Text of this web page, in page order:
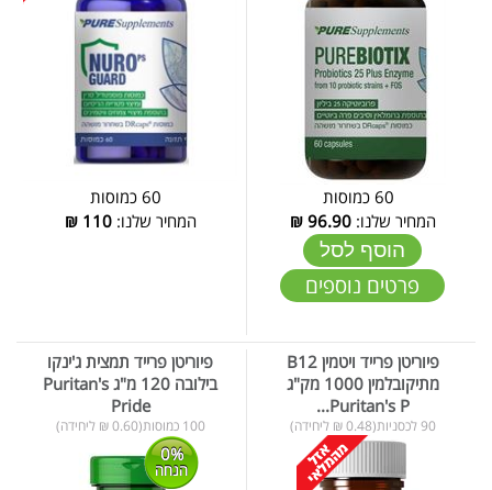
המחיר שלנו:96.90
₪
הוסף לסל
פרטים נוספים
המחיר שלנו:110
₪
פיוריטן פרייד ויטמין B12
מתיקובלמין 1000 מק"ג
Puritan's P...
90 לכסניות(0.48 ₪ ליחידה)
פיוריטן פרייד תמצית ג'ינקו
בילובה 120 מ"ג Puritan's
Pride
100 כמוסות(0.60 ₪ ליחידה)
0%
הנחה